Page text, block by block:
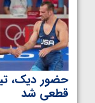
حضور دیک،
قطعی شد